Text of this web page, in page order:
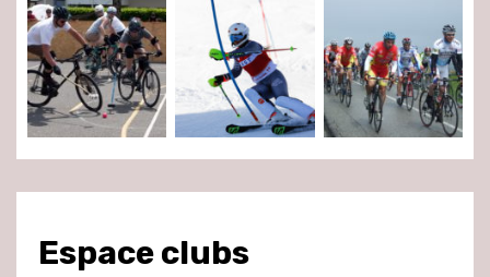
Espace clubs